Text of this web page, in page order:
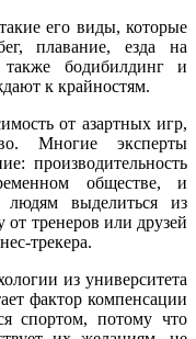
его виды, которые
плавание, езда на
бодибилдинг и
к крайностям.
от азартных игр,
Многие эксперты
производительность
обществе, и
людям выделиться из
тренеров или друзей
трекера.
из университета
фактор компенсации
спортом, потому что